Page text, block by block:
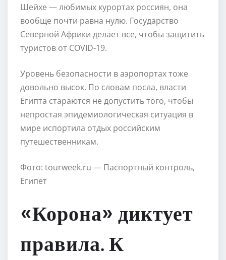
Шейхе — любимых курортах россиян, она
вообще почти равна нулю. Государство
Северной Африки делает все, чтобы защитить
туристов от COVID-19.
Уровень безопасности в аэропортах тоже
довольно высок. По словам посла, власти
Египта стараются не допустить того, чтобы
непростая эпидемиологическая ситуация в
мире испортила отдых российским
путешественникам.
Фото: tourweek.ru — Паспортный контроль,
Египет
«Корона» диктует
правила. К